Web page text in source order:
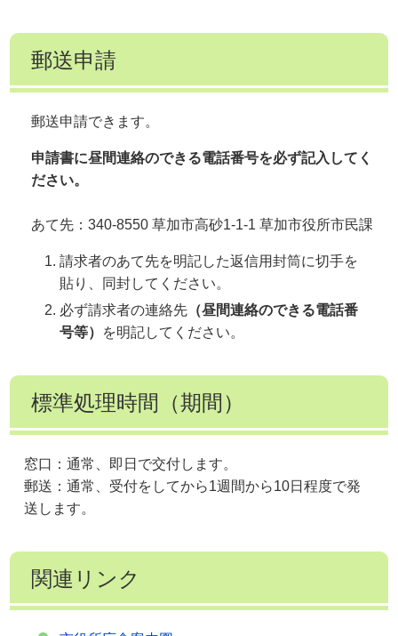
郵送申請
郵送申請できます。
申請書に昼間連絡のできる電話番号を必ず記入してく
ださい。
あて先：340-8550 草加市高砂1-1-1 草加市役所市民課
請求者のあて先を明記した返信用封筒に切手を
貼り、同封してください。
必ず請求者の連絡先 （昼間連絡のできる電話番
号等）
を明記してください。
標準処理時間（期間）
窓口：通常、即日で交付します。
郵送：通常、受付をしてから1週間から10日程度で発
送します。
関連リンク